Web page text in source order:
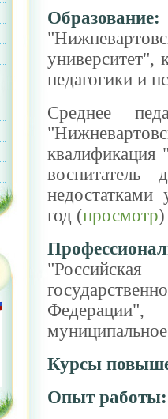
университет",
педагогики и
Среднее
квалификация
недостатками
год (просмотр)
Курсы
Опыт